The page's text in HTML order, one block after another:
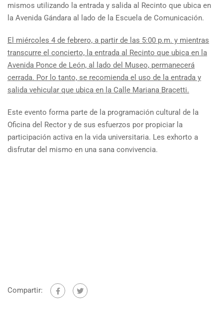
mismos utilizando la entrada y salida al Recinto que ubica en
la Avenida Gándara al lado de la Escuela de Comunicación.
El miércoles 4 de febrero, a partir de las 5:00 p.m. y mientras
transcurre el concierto, la entrada al Recinto que ubica en la
Avenida Ponce de León, al lado del Museo, permanecerá
cerrada. Por lo tanto, se recomienda el uso de la entrada y
salida vehicular que ubica en la Calle Mariana Bracetti.
Este evento forma parte de la programación cultural de la
Oficina del Rector y de sus esfuerzos por propiciar la
participación activa en la vida universitaria. Les exhorto a
disfrutar del mismo en una sana convivencia.
Compartir: